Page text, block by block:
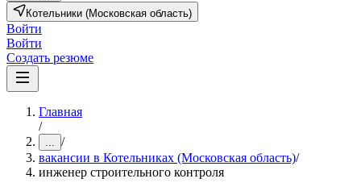
Котельники (Московская область)
Войти
Войти
Создать резюме
Главная
/
... /
вакансии в Котельниках (Московская область)/
инженер строительного контроля